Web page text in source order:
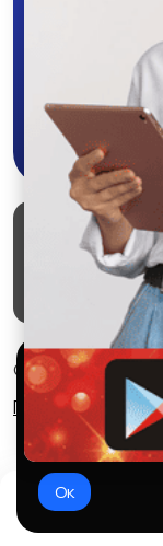
Скачать
Маркеты
Служба
Партнерка
© 2026 SALEX
Правила сервиса
Используем
технологии
Это чтобы
соглашаетесь
Ок